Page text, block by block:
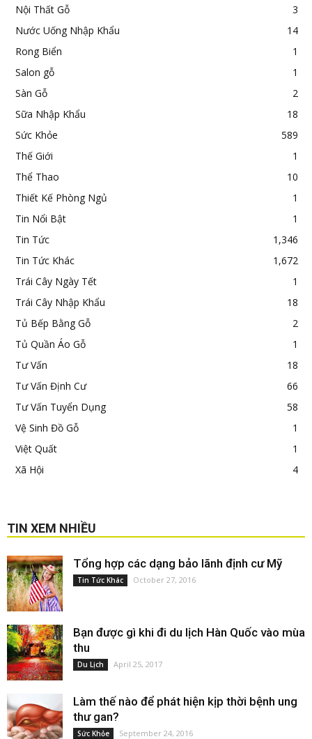
Nội Thất Gỗ
3
Nước Uống Nhập Khẩu
14
Rong Biển
1
Salon gỗ
1
Sàn Gỗ
2
Sữa Nhập Khẩu
18
Sức Khỏe
589
Thế Giới
1
Thể Thao
10
Thiết Kế Phòng Ngủ
1
Tin Nổi Bật
1
Tin Tức
1,346
Tin Tức Khác
1,672
Trái Cây Ngày Tết
1
Trái Cây Nhập Khẩu
18
Tủ Bếp Bằng Gỗ
2
Tủ Quần Áo Gỗ
1
Tư Vấn
18
Tư Vấn Định Cư
66
Tư Vấn Tuyển Dụng
58
Vệ Sinh Đồ Gỗ
1
Việt Quất
1
Xã Hội
4
TIN XEM NHIỀU
Tổng hợp các dạng bảo lãnh định cư Mỹ
Tin Tức Khác October 27, 2016
Bạn được gì khi đi du lịch Hàn Quốc vào mùa
thu
Du Lịch April 25, 2017
Làm thế nào để phát hiện kịp thời bệnh ung
thư gan?
Sức Khỏe September 24, 2016